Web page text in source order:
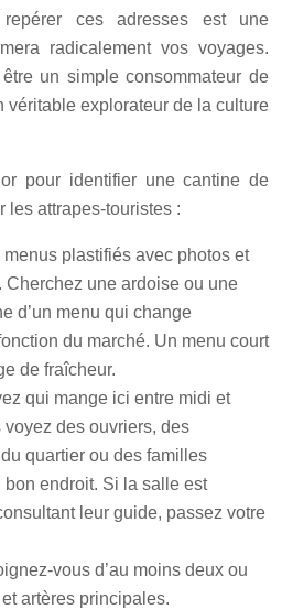
ces adresses est une
radicalement vos voyages.
un simple consommateur de
véritable explorateur de la culture
pour identifier une cantine de
les attrapes-touristes :
menus plastifiés avec photos et
Cherchez une ardoise ou une
d’un menu qui change
du marché. Un menu court
de fraîcheur.
qui mange ici entre midi et
des ouvriers, des
quartier ou des familles
bon endroit. Si la salle est
leur guide, passez votre
vous d’au moins deux ou
artères principales.